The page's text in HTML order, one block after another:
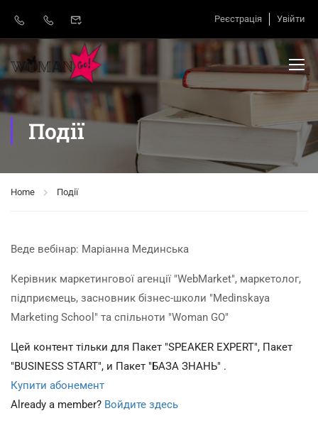
Реєстрація Увійти
Події
Home Події
Веде вебінар: Маріанна Мединська
Керівник маркетингової агенції "WebMarket", маркетолог,
підприємець, засновник бізнес-школи "Medinskaya
Marketing School" та спільноти "Woman GO"
Цей контент тільки для Пакет "SPEAKER EXPERT", Пакет
"BUSINESS START", и Пакет "БАЗА ЗНАНЬ" .
Купити абонемент
Already a member? Войдите здесь